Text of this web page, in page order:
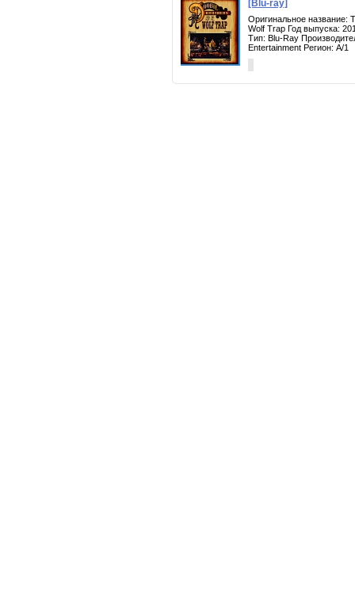
[Blu-ray]
Оригинальное название:
Wolf Trap Год выпуска:
Тип: Blu-Ray
Entertainment Регион: A/1